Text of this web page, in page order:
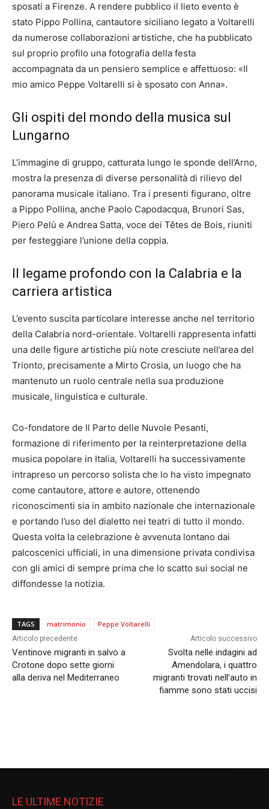
sposati a Firenze. A rendere pubblico il lieto evento è
stato Pippo Pollina, cantautore siciliano legato a Voltarelli
da numerose collaborazioni artistiche, che ha pubblicato
sul proprio profilo una fotografia della festa
accompagnata da un pensiero semplice e affettuoso: «Il
mio amico Peppe Voltarelli si è sposato con Anna».
Gli ospiti del mondo della musica sul
Lungarno
L’immagine di gruppo, catturata lungo le sponde dell’Arno,
mostra la presenza di diverse personalità di rilievo del
panorama musicale italiano. Tra i presenti figurano, oltre
a Pippo Pollina, anche Paolo Capodacqua, Brunori Sas,
Piero Pelù e Andrea Satta, voce dei Têtes de Bois, riuniti
per festeggiare l’unione della coppia.
Il legame profondo con la Calabria e la
carriera artistica
L’evento suscita particolare interesse anche nel territorio
della Calabria nord-orientale. Voltarelli rappresenta infatti
una delle figure artistiche più note cresciute nell’area del
Trionto, precisamente a Mirto Crosia, un luogo che ha
mantenuto un ruolo centrale nella sua produzione
musicale, linguistica e culturale.
Co-fondatore de Il Parto delle Nuvole Pesanti,
formazione di riferimento per la reinterpretazione della
musica popolare in Italia, Voltarelli ha successivamente
intrapreso un percorso solista che lo ha visto impegnato
come cantautore, attore e autore, ottenendo
riconoscimenti sia in ambito nazionale che internazionale
e portando l’uso del dialetto nei teatri di tutto il mondo.
Questa volta la celebrazione è avvenuta lontano dai
palcoscenici ufficiali, in una dimensione privata condivisa
con gli amici di sempre prima che lo scatto sui social ne
diffondesse la notizia.
TAGS matrimonio Peppe Voltarelli
Articolo precedente
Ventinove migranti in salvo a
Crotone dopo sette giorni
alla deriva nel Mediterraneo
Articolo successivo
Svolta nelle indagini ad
Amendolara, i quattro
migranti trovati nell’auto in
fiamme sono stati uccisi
LE ULTIME NOTIZIE